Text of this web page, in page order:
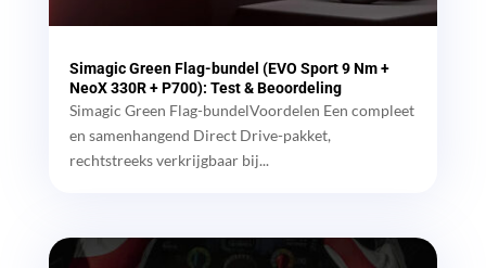
Simagic Green Flag-bundel (EVO Sport 9 Nm +
NeoX 330R + P700): Test & Beoordeling
Simagic Green Flag-bundelVoordelen Een compleet
en samenhangend Direct Drive-pakket,
rechtstreeks verkrijgbaar bij...